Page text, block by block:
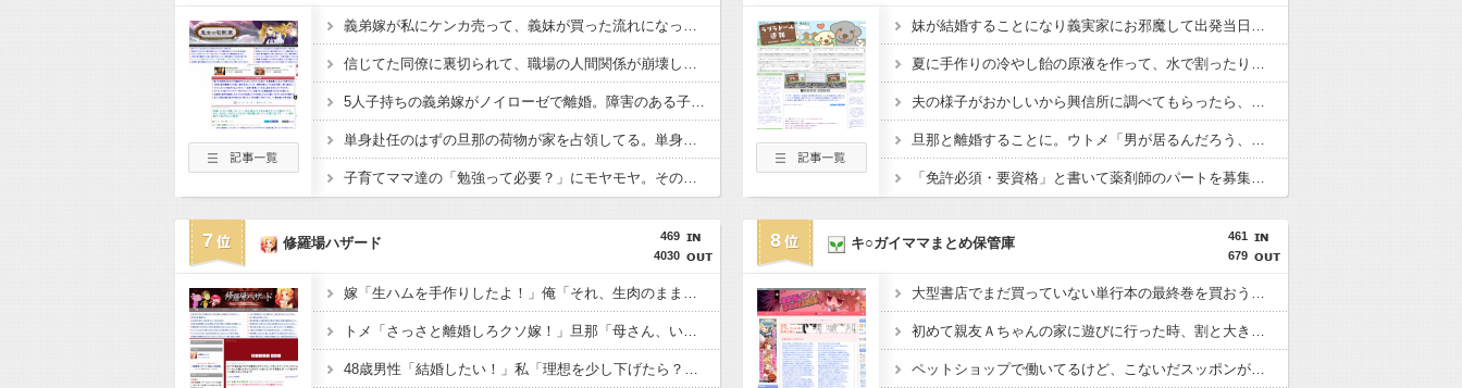
義弟嫁が私にケンカ売って、義妹が買った流れになってしまった。その勘違いが思わぬ方向へ転がっていき…
信じてた同僚に裏切られて、職場の人間関係が崩壊した。職場の人間関係が一気に壊れてしまい…
5人子持ちの義弟嫁がノイローゼで離婚。障害のある子を含む3人の子どもを預かることになったのだが...
単身赴任のはずの旦那の荷物が家を占領してる。単身赴任でほとんど帰らない癖に...
子育てママ達の「勉強って必要？」にモヤモヤ。その発言を聞くたびに感じてしまうことがあり…
妹が結婚することになり義実家にお邪魔して出発当日の予定を話していた すると義兄嫁が「北海道って、ご祝儀1万8千円って指定してくるんだって？」 と聞いてきて…
夏に手作りの冷やし飴の原液を作って、水で割ったりソーダで割ったりして子供の友達にも振る舞っていた → すると子供の友達でもなんでもない子のママがうちに来て…
夫の様子がおかしいから興信所に調べてもらったら、会社の23歳の女の子と不倫してた → 更に保険証の期限が過ぎても新しいの送られてこないので会社に問い合わせたら、衝撃の事実が！
旦那と離婚することに。ウトメ「男が居るんだろう、それで男に色々入れられたんだろう慰謝料払え」私「男が居て、コンセントになったのはそちらの息子さんのほうですよ」後はシラネｗ
「免許必須・要資格」と書いて薬剤師のパートを募集したら、「資格はありません！でも頑張ります！」と言うチュプとじーさんが大挙して押しかけてきた。→もっとひどいのが・・・
7
469
4030
修羅場ハザード
嫁「生ハムを手作りしたよ！」俺「それ、生肉のままじゃないか！」→食べてしまった翌日にまさかの事態が…
トメ「さっさと離婚しろクソ嫁！」旦那「母さん、いい加減にしろ！」→思わぬ形で旦那が味方してくれて…
48歳男性「結婚したい！」私「理想を少し下げたら？」→女性への条件が厳しすぎて誰も相手にされず…
8
461
679
キ○ガイママまとめ保管庫
大型書店でまだ買っていない単行本の最終巻を買おうとしたら最新刊が売り場になかった。
初めて親友Ａちゃんの家に遊びに行った時、割と大き目な飾り棚にみっちり人形が飾られてた。
ペットショップで働いてるけど、こないだスッポンが入荷した。